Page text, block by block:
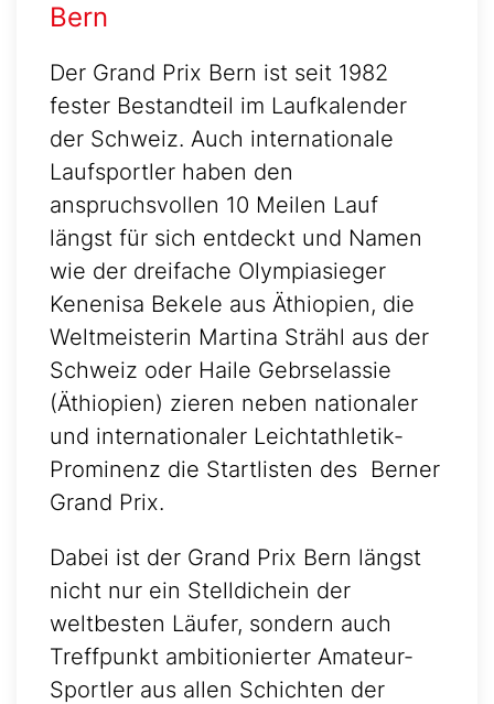
Bern
Der Grand Prix Bern ist seit 1982
fester Bestandteil im Laufkalender
der Schweiz. Auch internationale
Laufsportler haben den
anspruchsvollen 10 Meilen Lauf
längst für sich entdeckt und Namen
wie der dreifache Olympiasieger
Kenenisa Bekele aus Äthiopien, die
Weltmeisterin Martina Strähl aus der
Schweiz oder Haile Gebrselassie
(Äthiopien) zieren neben nationaler
und internationaler Leichtathletik-
Prominenz die Startlisten des Berner
Grand Prix.
Dabei ist der Grand Prix Bern längst
nicht nur ein Stelldichein der
weltbesten Läufer, sondern auch
Treffpunkt ambitionierter Amateur-
Sportler aus allen Schichten der